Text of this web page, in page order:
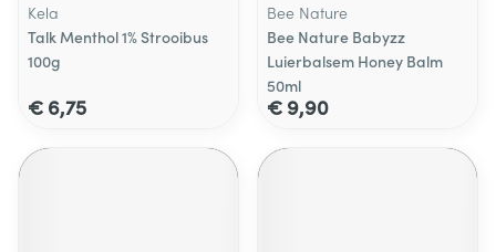
Kela
Talk Menthol 1% Strooibus
100g
€ 6,75
Bee Nature
Bee Nature Babyzz
Luierbalsem Honey Balm
50ml
€ 9,90